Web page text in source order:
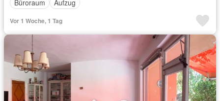
Büroraum
Aufzug
Vor 1 Woche, 1 Tag